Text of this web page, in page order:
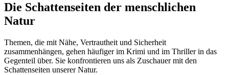
Die Schattenseiten der menschlichen
Natur
Themen, die mit Nähe, Vertrautheit und Sicherheit
zusammenhängen, gehen häufiger im Krimi und im Thriller in das
Gegenteil über. Sie konfrontieren uns als Zuschauer mit den
Schattenseiten unserer Natur.